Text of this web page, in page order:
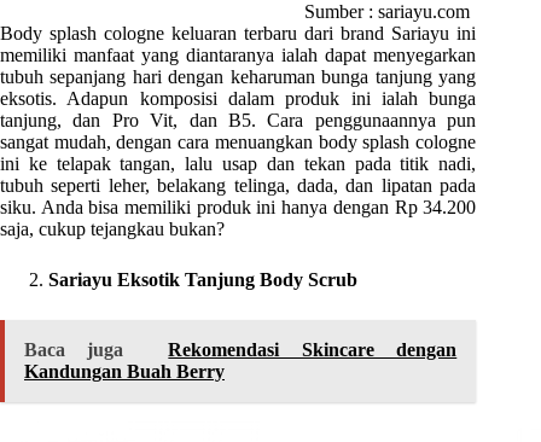
Sumber : sariayu.com
Body splash cologne keluaran terbaru dari brand Sariayu ini
memiliki manfaat yang diantaranya ialah dapat menyegarkan
tubuh sepanjang hari dengan keharuman bunga tanjung yang
eksotis. Adapun komposisi dalam produk ini ialah bunga
tanjung, dan Pro Vit, dan B5. Cara penggunaannya pun
sangat mudah, dengan cara menuangkan body splash cologne
ini ke telapak tangan, lalu usap dan tekan pada titik nadi,
tubuh seperti leher, belakang telinga, dada, dan lipatan pada
siku. Anda bisa memiliki produk ini hanya dengan Rp 34.200
saja, cukup tejangkau bukan?
Sariayu Eksotik Tanjung Body Scrub
Baca juga
Rekomendasi Skincare dengan
Kandungan Buah Berry